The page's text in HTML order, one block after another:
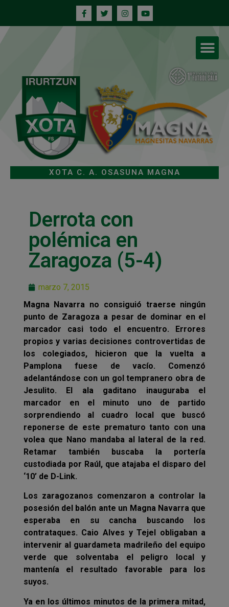
XOTA C. A. OSASUNA MAGNA
Derrota con
polémica en
Zaragoza (5-4)
marzo 7, 2015
Magna Navarra no consiguió traerse ningún
punto de Zaragoza a pesar de dominar en el
marcador casi todo el encuentro. Errores
propios y varias decisiones controvertidas de
los colegiados, hicieron que la vuelta a
Pamplona fuese de vacío. Comenzó
adelantándose con un gol tempranero obra de
Jesulito. El ala gaditano inauguraba el
marcador en el minuto uno de partido
sorprendiendo al cuadro local que buscó
reponerse de este prematuro tanto con una
volea que Nano mandaba al lateral de la red.
Retamar también buscaba la portería
custodiada por Raúl, que atajaba el disparo del
‘10’ de D-Link.
Los zaragozanos comenzaron a controlar la
posesión del balón ante un Magna Navarra que
esperaba en su cancha buscando los
contrataques. Caio Alves y Tejel obligaban a
intervenir al guardameta madrileño del equipo
verde que solventaba el peligro local y
mantenía el resultado favorable para los
suyos.
Ya en los últimos minutos de la primera mitad,